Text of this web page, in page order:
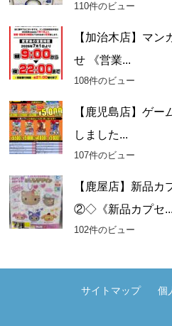
110件のビュー
【加治木店】マ
せ 《営業...
108件のビュー
【鹿児島店】ゲ
しました...
107件のビュー
【鹿屋店】新品カ
②◇《新品カプセ...
102件のビュー
サイトマップ 個